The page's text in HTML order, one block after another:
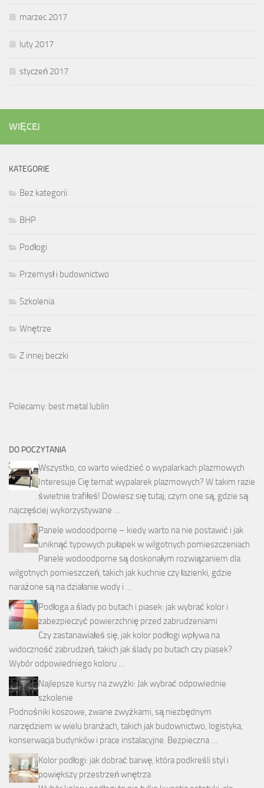
marzec 2017
luty 2017
styczeń 2017
WIĘCEJ
KATEGORIE
Bez kategorii
BHP
Podłogi
Przemysł i budownictwo
Szkolenia
Wnętrze
Z innej beczki
Polecamy: best metal lublin
DO POCZYTANIA
Wszystko, co warto wiedzieć o wypalarkach plazmowych
Interesuje Cię temat wypalarek plazmowych? W takim razie
świetnie trafiłeś! Dowiesz się tutaj, czym one są, gdzie są
najczęściej wykorzystywane …
Panele wodoodporne – kiedy warto na nie postawić i jak
uniknąć typowych pułapek w wilgotnych pomieszczeniach
Panele wodoodporne są doskonałym rozwiązaniem dla
wilgotnych pomieszczeń, takich jak kuchnie czy łazienki, gdzie
narażone są na działanie wody i …
Podłoga a ślady po butach i piasek: jak wybrać kolor i
zabezpieczyć powierzchnię przed zabrudzeniami
Czy zastanawiałeś się, jak kolor podłogi wpływa na
widoczność zabrudzeń, takich jak ślady po butach czy piasek?
Wybór odpowiedniego koloru …
Najlepsze kursy na zwyżki: Jak wybrać odpowiednie
szkolenie
Podnośniki koszowe, zwane zwyżkami, są niezbędnym
narzędziem w wielu branżach, takich jak budownictwo, logistyka,
konserwacja budynków i prace instalacyjne. Bezpieczna …
Kolor podłogi: jak dobrać barwę, która podkreśli styl i
powiększy przestrzeń wnętrza